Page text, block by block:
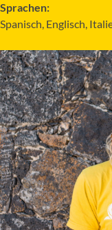
Sprachen:
Spanisch, Englisch,